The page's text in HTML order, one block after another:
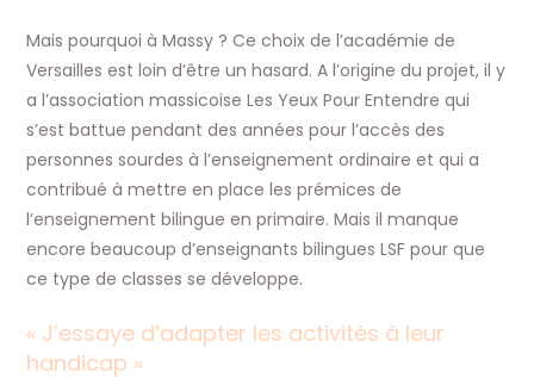
Mais pourquoi à Massy ? Ce choix de l’académie de
Versailles est loin d’être un hasard. A l’origine du projet, il y
a l’association massicoise Les Yeux Pour Entendre qui
s’est battue pendant des années pour l’accès des
personnes sourdes à l’enseignement ordinaire et qui a
contribué à mettre en place les prémices de
l’enseignement bilingue en primaire. Mais il manque
encore beaucoup d’enseignants bilingues LSF pour que
ce type de classes se développe.
« J’essaye d’adapter les activités à leur
handicap »